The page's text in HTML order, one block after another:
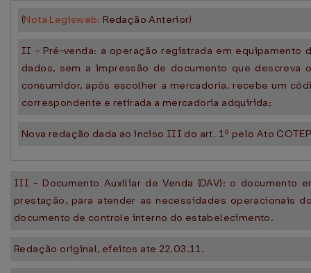
(Nota Legisweb: Redação Anterior)
II - Pré-venda: a operação registrada em equipamento
dados, sem a impressão de documento que
consumidor, após escolher a mercadoria, recebe um
correspondente e retirada a mercadoria adquirida;
Nova redação dada ao inciso III do art. 1º pelo Ato
III - Documento Auxiliar de Venda (DAV): o documento
prestação, para atender as necessidades operacionais
documento de controle interno do estabelecimento.
Redação original, efeitos ate 22.03.11.